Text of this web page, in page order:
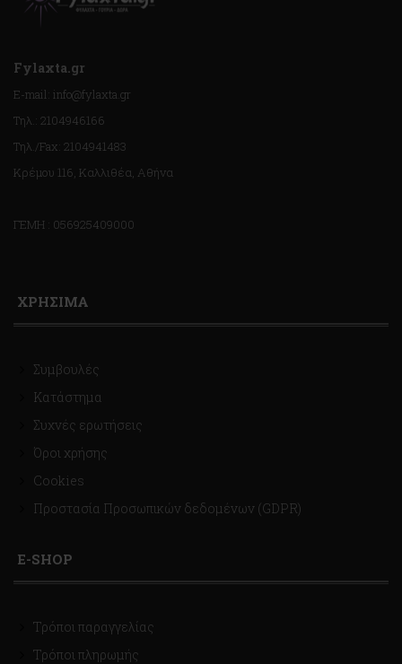
Fylaxta.gr
E-mail: info@fylaxta.gr
Τηλ.: 2104946166
Τηλ./Fax: 2104941483
Κρέμου 116, Καλλιθέα, Αθήνα
ΓΕΜΗ : 056925409000
ΧΡΗΣΙΜΑ
Συμβουλές
Κατάστημα
Συχνές ερωτήσεις
Όροι χρήσης
Cookies
Προστασία Προσωπικών δεδομένων (GDPR)
E-SHOP
Τρόποι παραγγελίας
Τρόποι πληρωμής